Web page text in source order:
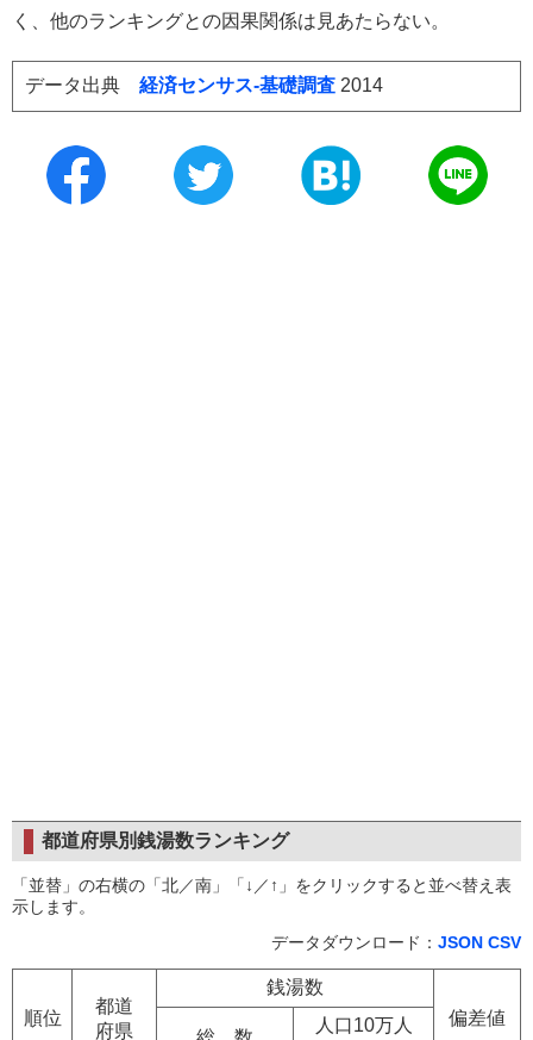
く、他のランキングとの因果関係は見あたらない。
データ出典 経済センサス‐基礎調査 2014
都道府県別銭湯数ランキング
「並替」の右横の「北／南」「↓／↑」をクリックすると並べ替え表
示します。
データダウンロード： JSON CSV
順位
都道
府県
銭湯数
偏差値
人口10万人